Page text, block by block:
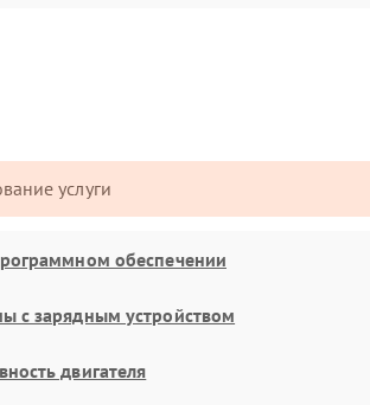
услуги
обеспечении
с зарядным устройством
двигателя